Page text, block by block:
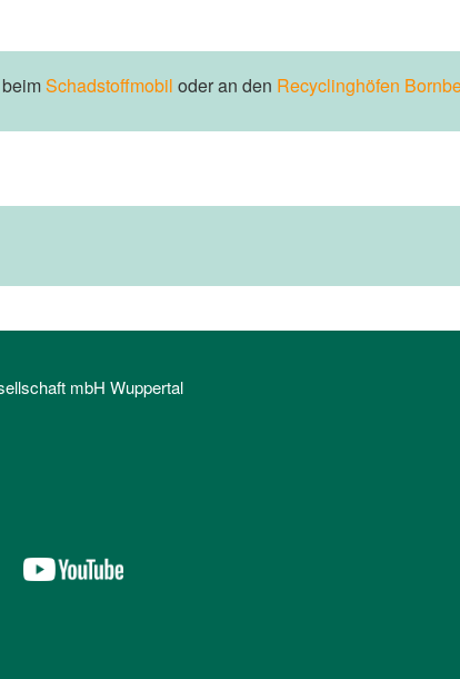
Schadstoffmobil oder an den Recyclinghöfen
mbH Wuppertal